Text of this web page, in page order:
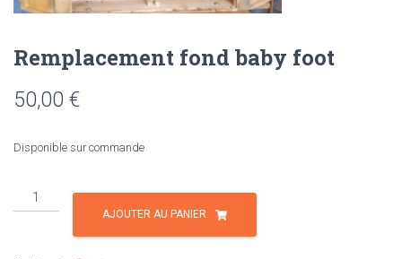
Remplacement fond baby foot
50,00 €
Disponible sur commande
quantité
de
Remplacement
AJOUTER AU PANIER